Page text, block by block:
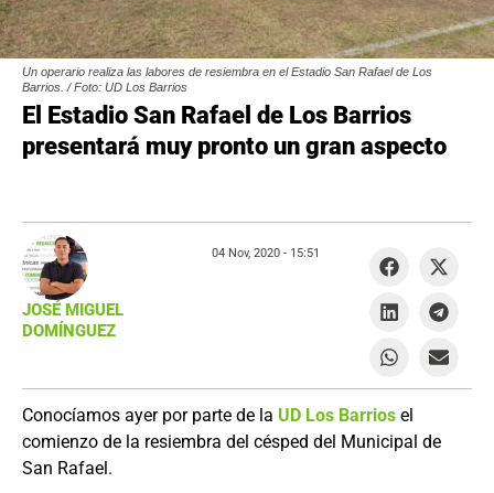
Un operario realiza las labores de resiembra en el Estadio San Rafael de Los
Barrios. / Foto: UD Los Barrios
El Estadio San Rafael de Los Barrios
presentará muy pronto un gran aspecto
Conocíamos ayer por parte de la UD Los Barrios el
comienzo de la resiembra del césped del Municipal de
San Rafael.
JOSÉ MIGUEL
DOMÍNGUEZ
04 Nov, 2020 - 15:51